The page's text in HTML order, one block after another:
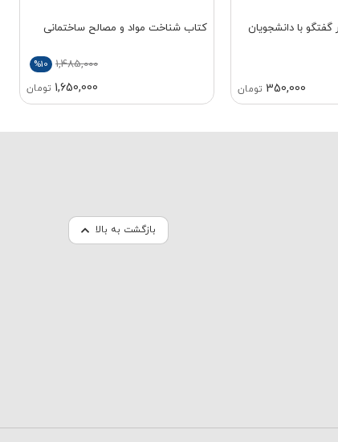
گفتگو با دانشجویان
350,000 تومان
کتاب شناخت مواد و مصالح ساختمانی
1,485,000
%10
1,650,000 تومان
بازگشت به بالا